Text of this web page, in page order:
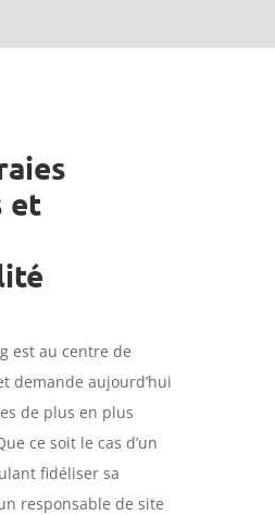
et
est au centre de
demande aujourd’hui
de plus en plus
ce soit le cas d’un
fidéliser sa
responsable de site